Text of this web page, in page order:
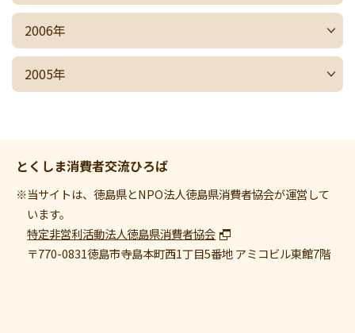
2006年
2005年
とくしま消費者交流ひろば
※当サイトは、徳島県とNPO法人徳島県消費者協会が運営して
います。
特定非営利活動法人徳島県消費者協会
〒770-0831徳島市寺島本町西1丁目5番地 アミコビル東館7階